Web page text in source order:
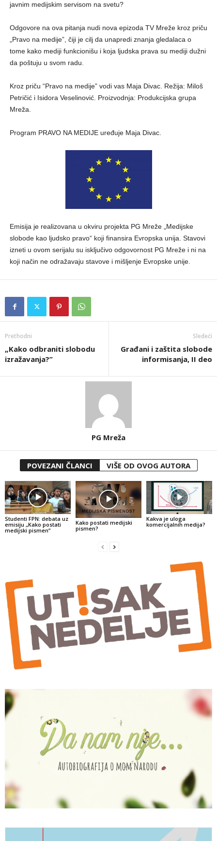
javnim medijskim servisom na svetu?
Odgovore na ova pitanja nudi nova epizoda TV Mreže kroz priču
„Pravo na medije”, čiji je cilj da unapredi znanja gledalaca o
tome kako mediji funkcionišu i koja ljudska prava su mediji dužni
da poštuju u svom radu.
Kroz priču “Pravo na medije” vodi vas Maja Divac. Režija: Miloš
Petričić i Isidora Veselinović. Proizvodnja: Produkcijska grupa
Mreža.
Program PRAVO NA MEDIJE uređuje Maja Divac.
Emisija je realizovana u okviru projekta PG Mreže „Medijske
slobode kao ljudsko pravo“ koji finansira Evropska unija. Stavovi
izneti u ovom serijalu su isključivo odgovornost PG Mreže i ni na
koji način ne odražavaju stavove i mišljenje Evropske unije.
Prethodni
„Kako odbraniti slobodu
izražavanja?”
Sledeći
Građani i zaštita slobode
informisanja, II deo
PG Mreža
POVEZANI ČLANCI VIŠE OD OVOG AUTORA
Studenti FPN: debata uz
emisiju „Kako postati
medijski pismen”
Kako postati medijski
pismen?
Kakva je uloga
komercijalnih medija?